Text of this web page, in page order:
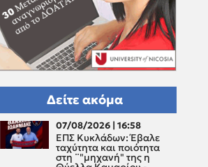
Δείτε ακόμα
07/08/2026 | 16:58
ΕΠΣ Κυκλάδων: Έβαλε
ταχύτητα και ποιότητα
στη ¨"μηχανή" της η